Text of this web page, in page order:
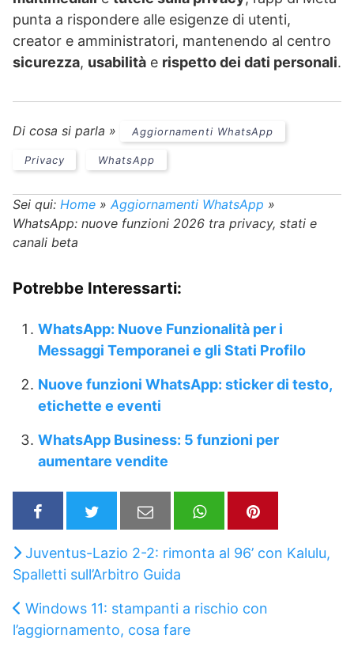
punta a rispondere alle esigenze di utenti,
creator e amministratori, mantenendo al centro
sicurezza, usabilità e rispetto dei dati personali.
Di cosa si parla » Aggiornamenti WhatsApp
Privacy WhatsApp
Sei qui: Home » Aggiornamenti WhatsApp »
WhatsApp: nuove funzioni 2026 tra privacy, stati e
canali beta
Potrebbe Interessarti:
WhatsApp: Nuove Funzionalità per i
Messaggi Temporanei e gli Stati Profilo
Nuove funzioni WhatsApp: sticker di testo,
etichette e eventi
WhatsApp Business: 5 funzioni per
aumentare vendite
Juventus-Lazio 2-2: rimonta al 96’ con Kalulu,
Spalletti sull’Arbitro Guida
Windows 11: stampanti a rischio con
l’aggiornamento, cosa fare